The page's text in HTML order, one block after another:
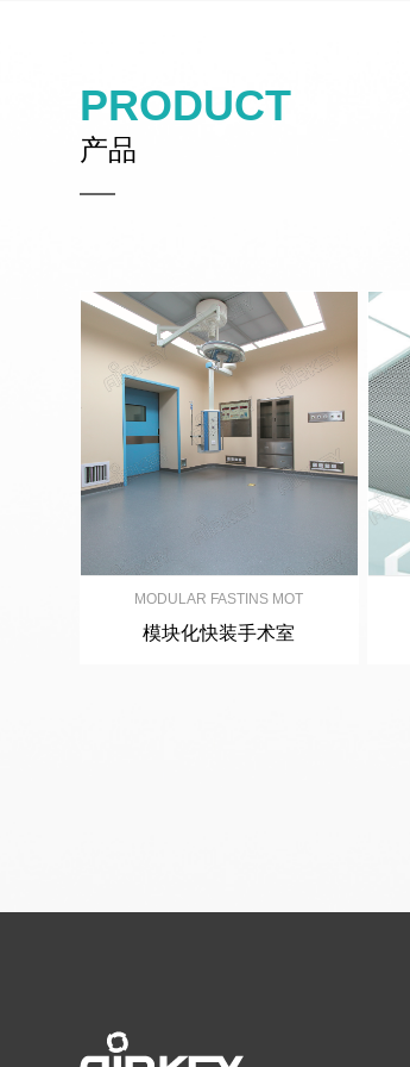
PRODUCT
产品
MODULAR FASTINS MOT
模块化快装手术室